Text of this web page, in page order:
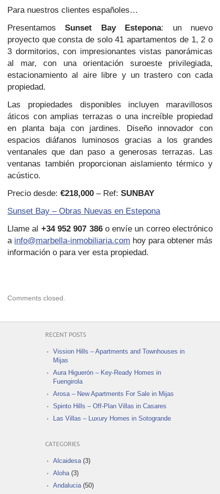
Para nuestros clientes españoles…
PresentamosSunset Bay Estepona: un nuevo
proyecto que consta de solo 41 apartamentos de 1, 2 o
3 dormitorios, con impresionantes vistas panorámicas
al mar, con una orientación suroeste privilegiada,
estacionamiento al aire libre y un trastero con cada
propiedad.
Las propiedades disponibles incluyen maravillosos
áticos con amplias terrazas o una increíble propiedad
en planta baja con jardines. Diseño innovador con
espacios diáfanos luminosos gracias a los grandes
ventanales que dan paso a generosas terrazas. Las
ventanas también proporcionan aislamiento térmico y
acústico.
Precio desde: €218,000 – Ref: SUNBAY
Sunset Bay – Obras Nuevas en Estepona
Llame al +34 952 907 386o envíe un correo electrónico
a info@marbella-inmobiliaria.com hoy para obtener más
información o para ver esta propiedad.
Comments closed.
RECENT POSTS
Vission Hills – Apartments and Townhouses in
Mijas
Aura Higuerón – Key-Ready Homes in
Fuengirola
Arosa – New Apartments For Sale in Mijas
Spinto Hills – Off-Plan Villas in Casares
Las Villas – Luxury Homes in Sotogrande
CATEGORIES
Alcaidesa (3)
Aloha (3)
Andalucia (50)